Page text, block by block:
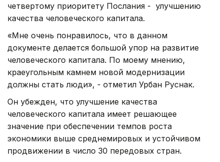
четвертому приоритету Послания - улучшению
качества человеческого капитала.
«Мне очень понравилось, что в данном
документе делается большой упор на развитие
человеческого капитала. По моему мнению,
краеугольным камнем новой модернизации
должны стать люди», - отметил Урбан Руснак.
Он убежден, что улучшение качества
человеческого капитала имеет решающее
значение при обеспечении темпов роста
экономики выше среднемировых и устойчивом
продвижении в число 30 передовых стран.